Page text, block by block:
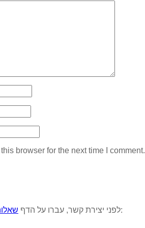
browser for the next time I comment.
לפני יצירת קשר, עברו על הדף, ייתכן וכבר ענינו לשאלתכם. למשל: